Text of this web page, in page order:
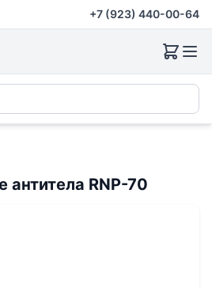
+7 (923) 440-00-64
антитела RNP-70